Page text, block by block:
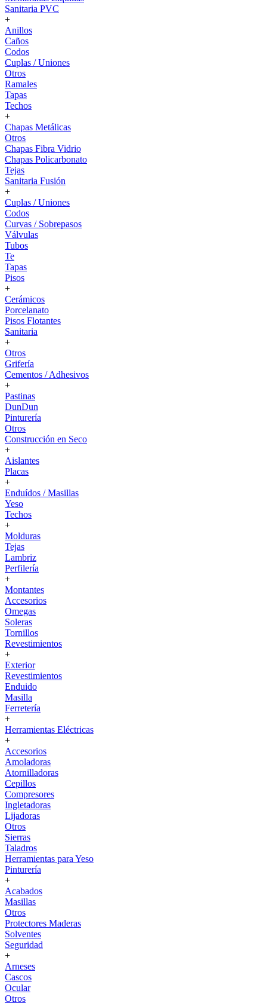
Sanitaria PVC
+
Anillos
Caños
Codos
Cuplas / Uniones
Otros
Ramales
Tapas
Techos
+
Chapas Metálicas
Otros
Chapas Fibra Vidrio
Chapas Policarbonato
Tejas
Sanitaria Fusión
+
Cuplas / Uniones
Codos
Curvas / Sobrepasos
Válvulas
Tubos
Te
Tapas
Pisos
+
Cerámicos
Porcelanato
Pisos Flotantes
Sanitaria
+
Otros
Grifería
Cementos / Adhesivos
+
Pastinas
DunDun
Pinturería
Otros
Construcción en Seco
+
Aislantes
Placas
+
Enduídos / Masillas
Yeso
Techos
+
Molduras
Tejas
Lambriz
Perfilería
+
Montantes
Accesorios
Omegas
Soleras
Tornillos
Revestimientos
+
Exterior
Revestimientos
Enduido
Masilla
Ferretería
+
Herramientas Eléctricas
+
Accesorios
Amoladoras
Atornilladoras
Cepillos
Compresores
Ingletadoras
Lijadoras
Otros
Sierras
Taladros
Herramientas para Yeso
Pinturería
+
Acabados
Masillas
Otros
Protectores Maderas
Solventes
Seguridad
+
Arneses
Cascos
Ocular
Otros